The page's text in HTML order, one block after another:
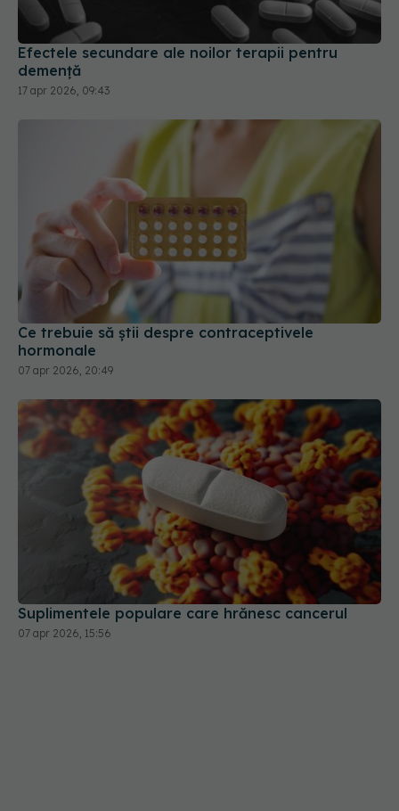
Efectele secundare ale noilor terapii pentru
demență
17 apr 2026, 09:43
Ce trebuie să știi despre contraceptivele
hormonale
07 apr 2026, 20:49
Suplimentele populare care hrănesc cancerul
07 apr 2026, 15:56